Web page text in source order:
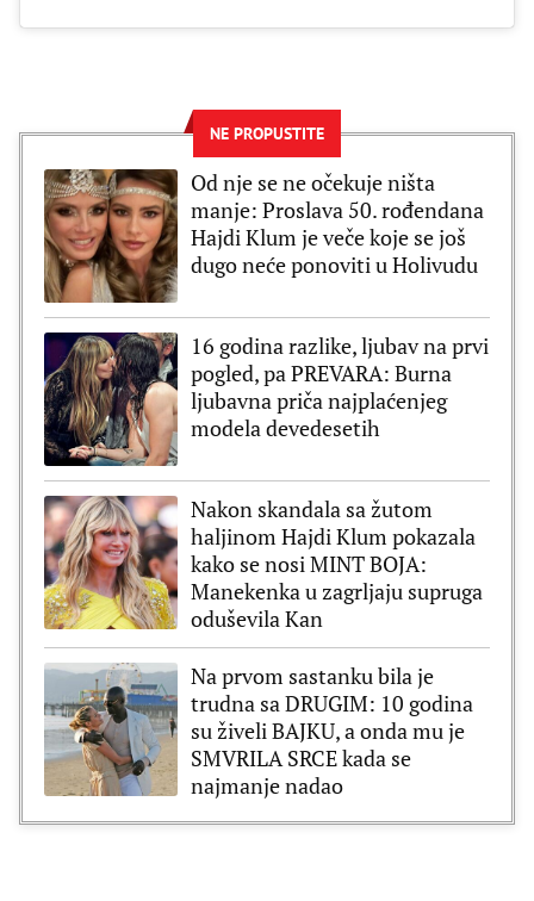
NE PROPUSTITE
Od nje se ne očekuje ništa
manje: Proslava 50. rođendana
Hajdi Klum je veče koje se još
dugo neće ponoviti u Holivudu
16 godina razlike, ljubav na prvi
pogled, pa PREVARA: Burna
ljubavna priča najplaćenjeg
modela devedesetih
Nakon skandala sa žutom
haljinom Hajdi Klum pokazala
kako se nosi MINT BOJA:
Manekenka u zagrljaju supruga
oduševila Kan
Na prvom sastanku bila je
trudna sa DRUGIM: 10 godina
su živeli BAJKU, a onda mu je
SMVRILA SRCE kada se
najmanje nadao